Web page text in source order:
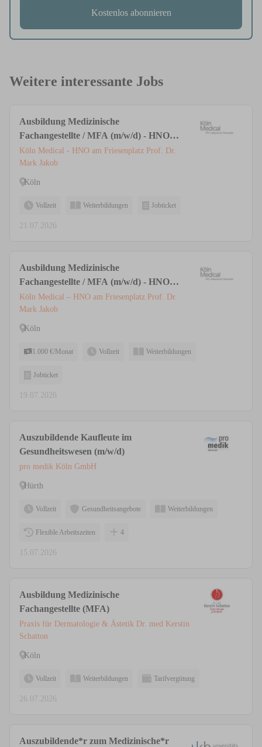
Kostenlos abonnieren
Weitere interessante Jobs
Ausbildung Medizinische
Fachangestellte / MFA (m/w/d) - HNO &
Ästhetische Medizin | Privatpraxis Köln
Köln Medical - HNO am Friesenplatz Prof. Dr.
Mark Jakob
Köln
Vollzeit Weiterbildungen Jobticket
21.07.2026
Ausbildung Medizinische
Fachangestellte / MFA (m/w/d) - HNO &
Ästhetische Medizin | Privatpraxis Köln
Köln Medical – HNO am Friesenplatz Prof. Dr.
Mark Jakob
Köln
1.000 €/Monat Vollzeit Weiterbildungen
Jobticket
19.07.2026
Auszubildende Kaufleute im
Gesundheitswesen (m/w/d)
pro medik Köln GmbH
Hürth
Vollzeit Gesundheitsangebote Weiterbildungen
Flexible Arbeitszeiten 4
15.07.2026
Ausbildung Medizinische
Fachangestellte (MFA)
Praxis für Dermatologie & Ästetik Dr. med Kerstin
Schatton
Köln
Vollzeit Weiterbildungen Tarifvergütung
26.07.2026
Auszubildende*r zum Medizinische*r